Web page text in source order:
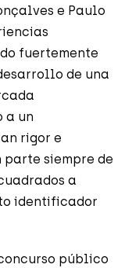
e Paulo
fuertemente
de una
a un
rigor e
siempre de
a
identificador
público